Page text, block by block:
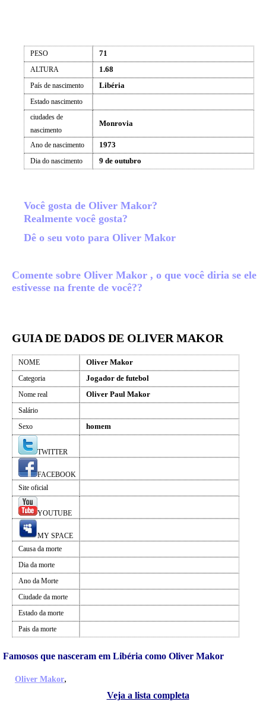
PESO 71
ALTURA 1.68
País de nascimento Libéria
Estado nascimento
ciudades de
nascimento
Monrovia
Ano de nascimento 1973
Dia do nascimento 9 de outubro
Você gosta de Oliver Makor?
Realmente você gosta?
Dê o seu voto para Oliver Makor
Comente sobre Oliver Makor , o que você diria se ele
estivesse na frente de você??
GUIA DE DADOS DE OLIVER MAKOR
NOME Oliver Makor
Categoria Jogador de futebol
Nome real Oliver Paul Makor
Salário
Sexo
homem
TWITTER
FACEBOOK
Site oficial
YOUTUBE
MY SPACE
Causa da morte
Dia da morte
Ano da Morte
Ciudade da morte
Estado da morte
Pais da morte
Famosos que nasceram em Libéria como Oliver Makor
Oliver Makor,
Veja a lista completa